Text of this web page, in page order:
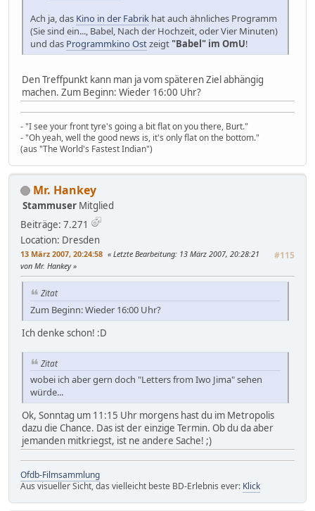
Ach ja, das Kino in der Fabrik hat auch ähnliches Programm
(Sie sind ein..., Babel, Nach der Hochzeit, oder Vier Minuten)
und das Programmkino Ostzeigt "Babel" im OmU!
Den Treffpunkt kann man ja vom späteren Ziel abhängig
machen. Zum Beginn: Wieder 16:00 Uhr?
- "I see your front tyre's going a bit flat on you there, Burt."
- "Oh yeah, well the good news is, it's only flat on the bottom."
(aus "The World's Fastest Indian")
Mr. Hankey
Stammuser Mitglied
Beiträge: 7.271
Location: Dresden
13 März 2007, 20:24:58 #115
Letzte Bearbeitung: 13 März 2007, 20:28:21
von Mr. Hankey
Zitat
Zum Beginn: Wieder 16:00 Uhr?
Ich denke schon! :D
Zitat
wobei ich aber gern doch "Letters from Iwo Jima" sehen
würde...
Ok, Sonntag um 11:15 Uhr morgens hast du im Metropolis
dazu die Chance. Das ist der einzige Termin. Ob du da aber
jemanden mitkriegst, ist ne andere Sache! ;)
Ofdb-Filmsammlung
Aus visueller Sicht, das vielleicht beste BD-Erlebnis ever: Klick